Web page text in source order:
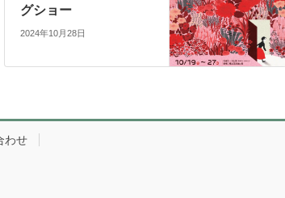
グショー
2024年10月28日
わせ